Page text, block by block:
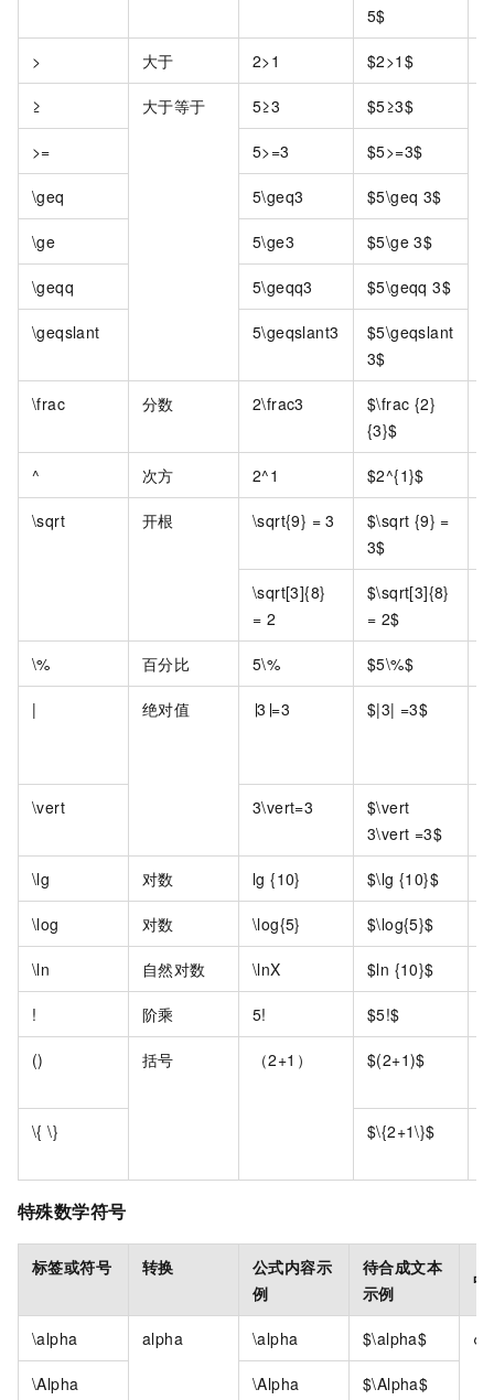
5$
> 大于 2>1 $2>1$
≥ 大于等于 5≥3 $5≥3$
>=
5>=3 $5>=3$
\geq 5\geq3 $5\geq 3$
\ge 5\ge3 $5\ge 3$
\geqq 5\geqq3 $5\geqq 3$
\geqslant 5\geqslant3
$5\geqslant
3$
\frac 分数 2\frac3
$\frac {2}
{3}$
^ 次方 2^1 $2^{1}$
\sqrt 开根 \sqrt{9} = 3
$\sqrt {9} =
3$
\sqrt[3]{8}
= 2
$\sqrt[3]{8}
= 2$
\% 百分比 5\% $5\%$
| 绝对值 ∣3∣=3 $|3| =3$
\vert 3\vert=3
$\vert
3\vert =3$
\lg 对数 lg {10} $\lg {10}$
\log 对数 \log{5} $\log{5}$
\ln 自然对数 \lnX $ln {10}$
! 阶乘 5! $5!$
() 括号 （2+1） $(2+1)$
\{ \} $\{2+1\}$
特殊数学符号
标签或符号 转换
公式内容示
例
待合成文本
示例
中
\alpha alpha \alpha $\alpha$ α
\Alpha \Alpha $\Alpha$